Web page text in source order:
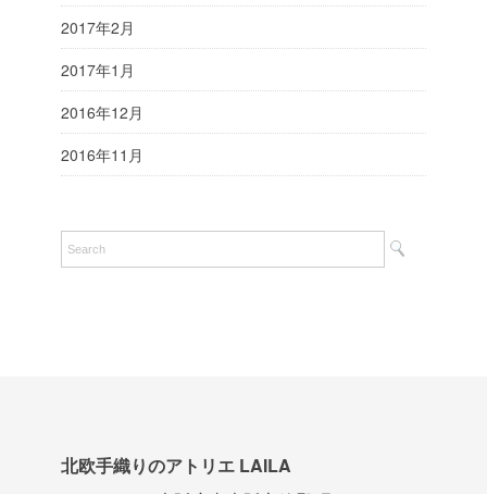
2017年2月
2017年1月
2016年12月
2016年11月
北欧手織りのアトリエ LAILA